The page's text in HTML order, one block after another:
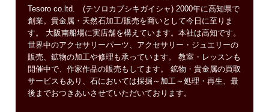
Tesoro co.ltd. (テソロカブシキガイシャ) 2000年に高知県で
創業。貴金属・天然石加工/販売を商いとして今日に至りま
す。 大阪南船場に実店舗を構えています。本社は高知です。
世界中のアクセサリーパーツ、アクセサリー・ジュエリーの
販売、鉱物の加工や修理も承っています。 教室・レッスンも
開催中で、作家作品の販売もしてます。 鉱物・貴金属の買取
サービスもあり、石においては採掘～加工～処理・再生、最
後までおつきあいさせていただいております。